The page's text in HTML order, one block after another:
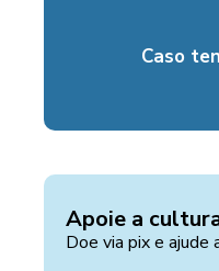
Caso
Apoie a
Doe via pix e ajude